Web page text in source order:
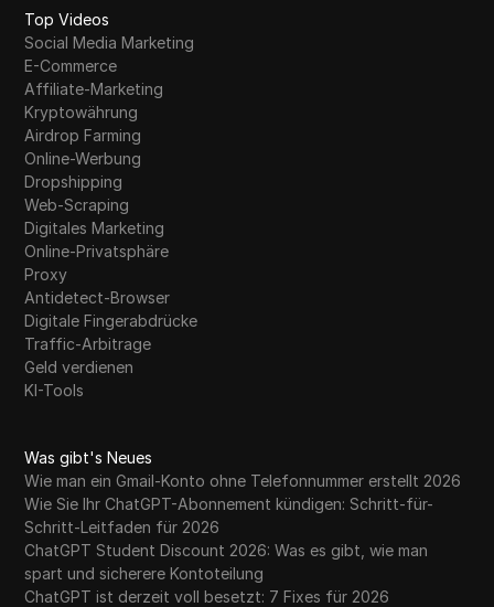
Top Videos
Social Media Marketing
E-Commerce
Affiliate-Marketing
Kryptowährung
Airdrop Farming
Online-Werbung
Dropshipping
Web-Scraping
Digitales Marketing
Online-Privatsphäre
Proxy
Antidetect-Browser
Digitale Fingerabdrücke
Traffic-Arbitrage
Geld verdienen
KI-Tools
Was gibt's Neues
Wie man ein Gmail-Konto ohne Telefonnummer erstellt 2026
Wie Sie Ihr ChatGPT-Abonnement kündigen: Schritt-für-
Schritt-Leitfaden für 2026
ChatGPT Student Discount 2026: Was es gibt, wie man
spart und sicherere Kontoteilung
ChatGPT ist derzeit voll besetzt: 7 Fixes für 2026